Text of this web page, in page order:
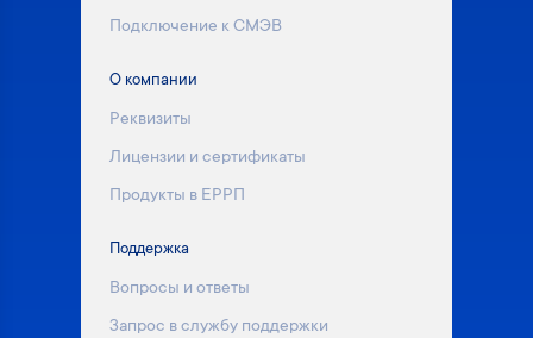
Подключение к СМЭВ
О компании
Реквизиты
Лицензии и сертификаты
Продукты в ЕРРП
Поддержка
Вопросы и ответы
Запрос в службу поддержки